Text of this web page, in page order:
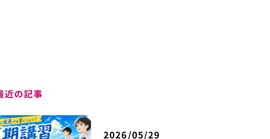
近の記事
2026/05/29